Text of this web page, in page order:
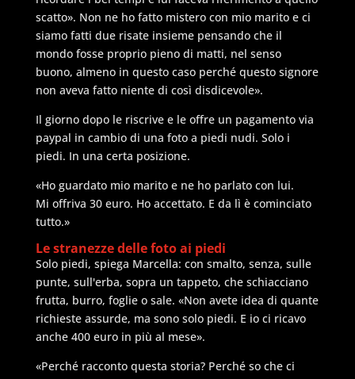
scatto». Non ne ho fatto mistero con mio marito e ci
siamo fatti due risate insieme pensando che il
mondo fosse proprio pieno di matti, nel senso
buono, almeno in questo caso perché questo signore
non aveva fatto niente di così disdicevole».
Il giorno dopo le riscrive e le offre un pagamento via
paypal in cambio di una foto a piedi nudi. Solo i
piedi. In una certa posizione.
«Ho guardato mio marito e ne ho parlato con lui.
Mi offriva 30 euro. Ho accettato. E da lì è cominciato
tutto.»
Le stranezze delle foto ai piedi
Solo piedi, spiega Marcella: con smalto, senza, sulle
punte, sull'erba, sopra un tappeto, che schiacciano
frutta, burro, foglie o sale. «Non avete idea di quante
richieste assurde, ma sono solo piedi. E io ci ricavo
anche 400 euro in più al mese».
«Perché racconto questa storia? Perché so che ci